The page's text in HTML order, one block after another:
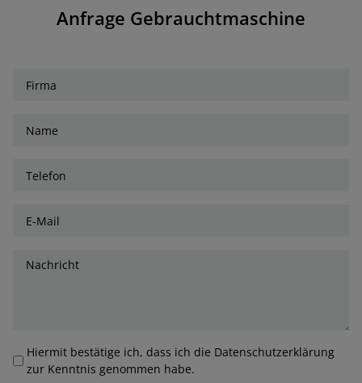
Anfrage Gebrauchtmaschine
Hiermit bestätige ich, dass ich die Datenschutzerklärung
zur Kenntnis genommen habe.